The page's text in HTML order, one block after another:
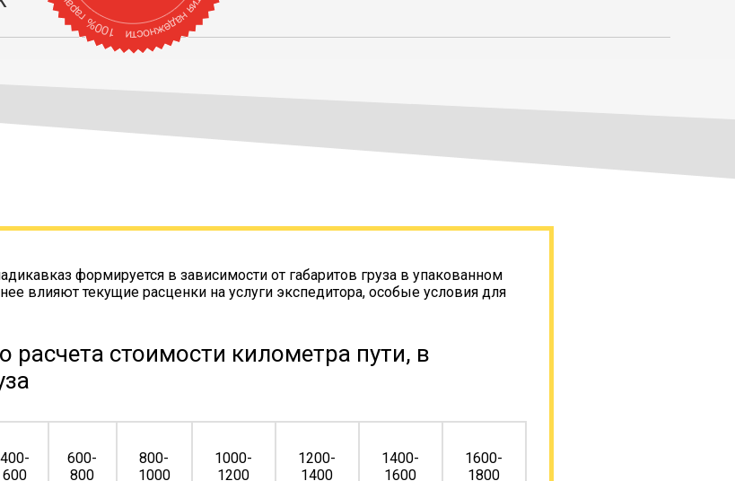
формируется в зависимости от габаритов груза в упакованном
влияют текущие расценки на услуги экспедитора, особые условия для
расчета стоимости километра пути, в
400-
600
600-
800
800-
1000
1000-
1200
1200-
1400
1400-
1600
1600-
1800